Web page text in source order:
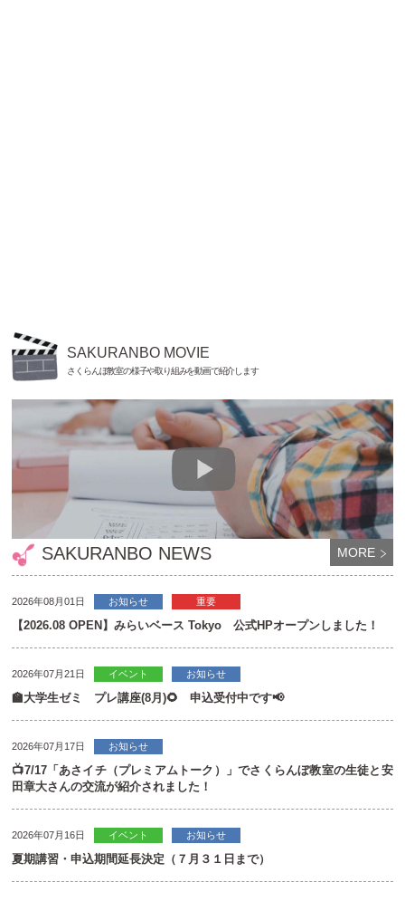
SAKURANBO NEWS MORE
2026年08月01日 お知らせ 重要
【2026.08 OPEN】みらいベース Tokyo 公式HPオープンしました！
2026年07月21日 イベント お知らせ
🏫大学生ゼミ プレ講座(8月)🌻 申込受付中です📢
2026年07月17日 お知らせ
📺7/17「あさイチ（プレミアムトーク）」でさくらんぼ教室の生徒と安
田章大さんの交流が紹介されました！
2026年07月16日 イベント お知らせ
夏期講習・申込期間延長決定（７月３１日まで）
SAKURANBO MOVIE
さくらんぼ教室の様子や取り組みを動画で紹介します